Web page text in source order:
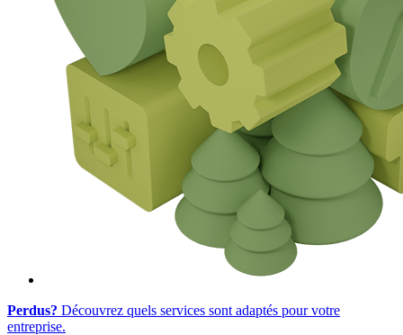
Perdus? Découvrez quels services sont adaptés pour votre
entreprise.